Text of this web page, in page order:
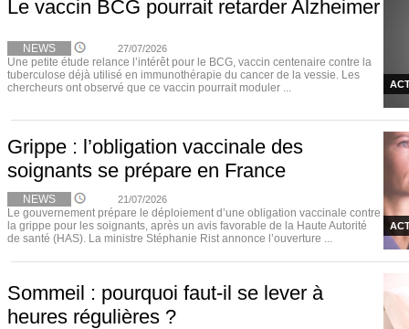
Le vaccin BCG pourrait retarder Alzheimer
NEWS 27/07/2026
Une petite étude relance l’intérêt pour le BCG, vaccin centenaire contre la
tuberculose déjà utilisé en immunothérapie du cancer de la vessie. Les
chercheurs ont observé que ce vaccin pourrait moduler ...
Grippe : l’obligation vaccinale des
soignants se prépare en France
NEWS 21/07/2026
Le gouvernement prépare le déploiement d’une obligation vaccinale contre
la grippe pour les soignants, après un avis favorable de la Haute Autorité
de santé (HAS). La ministre Stéphanie Rist annonce l’ouverture ...
Sommeil : pourquoi faut-il se lever à
heures régulières ?